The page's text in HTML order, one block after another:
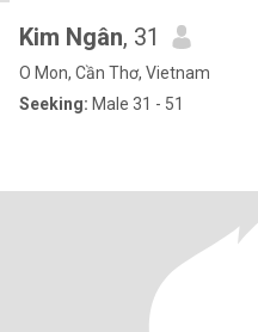
Kim Ngân, 31
O Mon, Cần Thơ, Vietnam
Seeking: Male 31 - 51